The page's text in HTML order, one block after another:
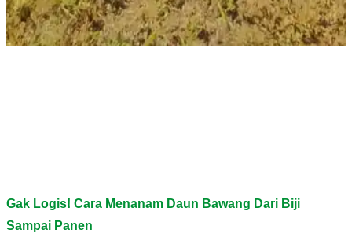
Gak Logis! Cara Menanam Daun Bawang Dari Biji
Sampai Panen